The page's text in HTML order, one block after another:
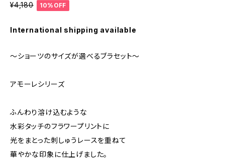
¥4,180 10%OFF
International shipping available
～ショーツのサイズが選べるブラセット～
アモーレシリーズ
ふんわり溶け込むような
⽔彩タッチのフラワープリントに
光をまとった刺しゅうレースを重ねて
華やかな印象に仕上げました。